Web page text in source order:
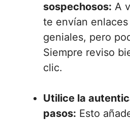
sospechosos: A
te envían
geniales, pero
Siempre reviso
clic.
Utilice la
pasos: Esto